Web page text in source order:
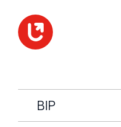
BIP